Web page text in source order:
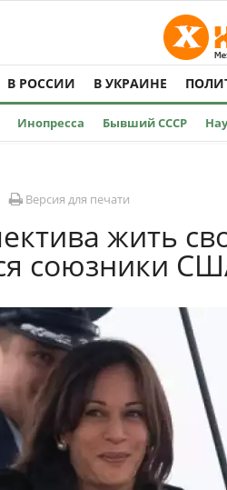
В РОССИИ В УКРАИНЕ
Инопресса Бывший СССР
Версия для печати
жить
союзники